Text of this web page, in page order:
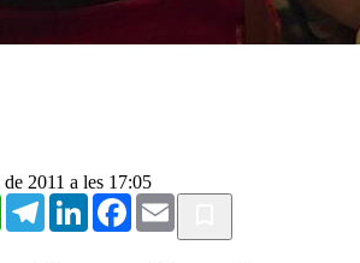
2011 a les 17:05
WhatsAppTelegramLinkedInFacebook
Email